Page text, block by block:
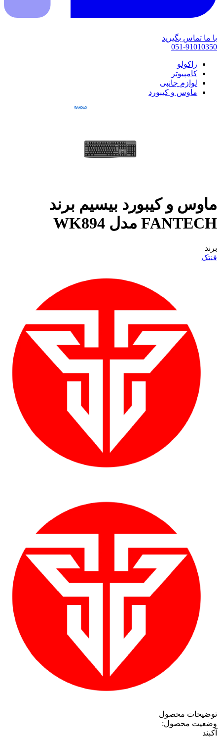
با ما تماس بگیرید
051-91010350
راکولو
کامپیوتر
لوازم جانبی
ماوس و کیبورد
ماوس و کیبورد بیسیم برند
FANTECH مدل WK894
برند
فنتک
توضیحات محصول
وضعیت محصول:
آکبند